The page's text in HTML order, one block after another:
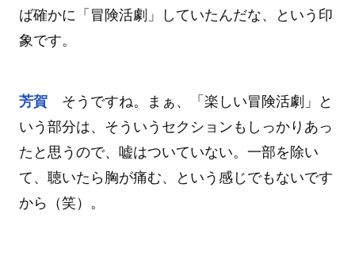
ば確かに「冒険活劇」していたんだな、という印
象です。
芳賀そうですね。まぁ、「楽しい冒険活劇」と
いう部分は、そういうセクションもしっかりあっ
たと思うので、嘘はついていない。一部を除い
て、聴いたら胸が痛む、という感じでもないです
から（笑）。